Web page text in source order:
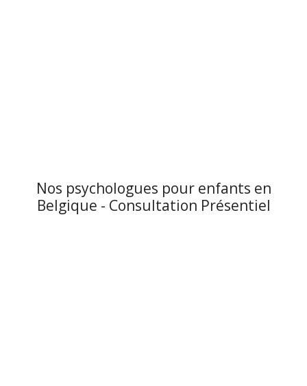
Nos psychologues pour enfants en
Belgique - Consultation Présentiel